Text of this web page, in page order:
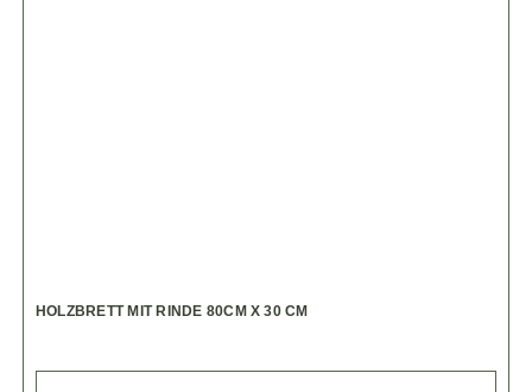
HOLZBRETT MIT RINDE 80CM X 30 CM